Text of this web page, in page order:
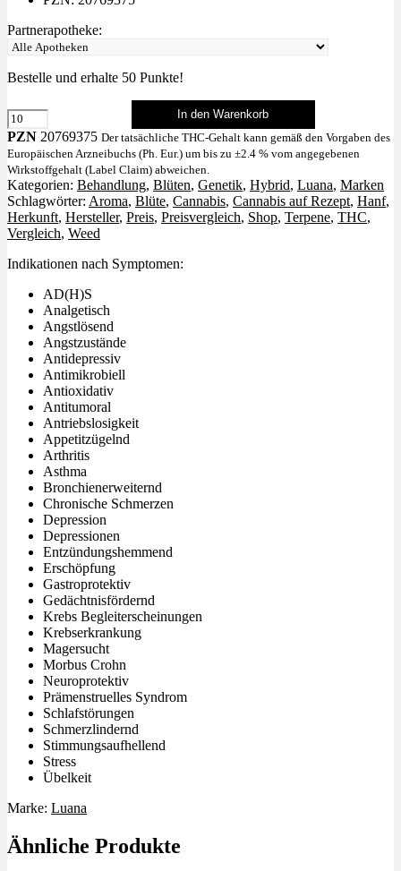
Partnerapotheke:
Bestelle und erhalte 50 Punkte!
MAC
2
Menge
In den Warenkorb
PZN 20769375 Der tatsächliche THC-Gehalt kann gemäß den Vorgaben des
Europäischen Arzneibuchs (Ph. Eur.) um bis zu ±2.4 % vom angegebenen
Wirkstoffgehalt (Label Claim) abweichen.
Kategorien: Behandlung, Blüten, Genetik, Hybrid, Luana, Marken
Schlagwörter: Aroma, Blüte, Cannabis, Cannabis auf Rezept, Hanf,
Herkunft, Hersteller, Preis, Preisvergleich, Shop, Terpene, THC,
Vergleich, Weed
Indikationen nach Symptomen:
AD(H)S
Analgetisch
Angstlösend
Angstzustände
Antidepressiv
Antimikrobiell
Antioxidativ
Antitumoral
Antriebslosigkeit
Appetitzügelnd
Arthritis
Asthma
Bronchienerweiternd
Chronische Schmerzen
Depression
Depressionen
Entzündungshemmend
Erschöpfung
Gastroprotektiv
Gedächtnisfördernd
Krebs Begleiterscheinungen
Krebserkrankung
Magersucht
Morbus Crohn
Neuroprotektiv
Prämenstruelles Syndrom
Schlafstörungen
Schmerzlindernd
Stimmungsaufhellend
Stress
Übelkeit
Marke: Luana
Ähnliche Produkte